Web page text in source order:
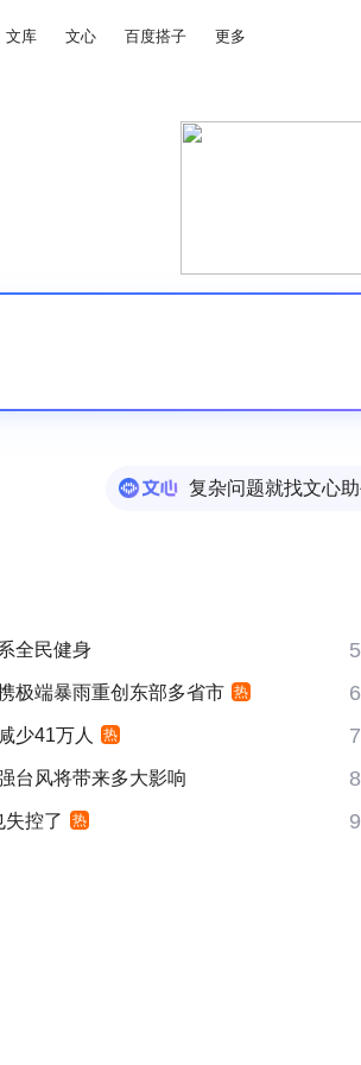
文库 文心 百度搭子 更多
复杂问题就找文心
全民健身 5
极端暴雨重创东部多省市 热 6
少41万人 热 7
台风将带来多大影响 8
失控了 热 9